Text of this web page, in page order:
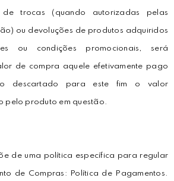
trocas (quando autorizadas pelas
ou devoluções de produtos adquiridos
ou condições promocionais, será
de compra aquele efetivamente pago
descartado para este fim o valor
pelo produto em questão.
de uma política específica para regular
de Compras: Política de Pagamentos.